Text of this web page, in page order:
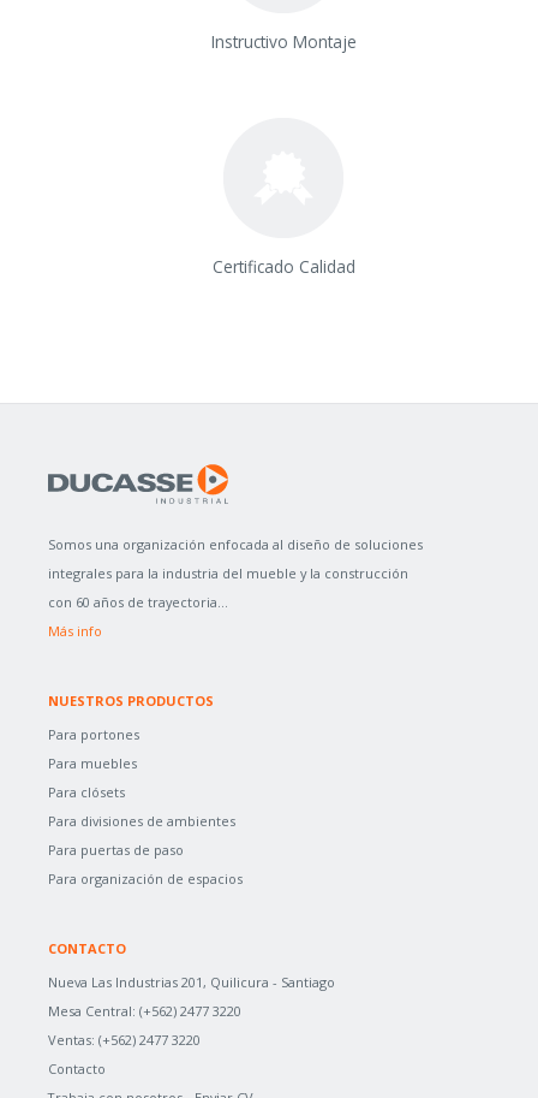
Instructivo Montaje
Certificado Calidad
Somos una organización enfocada al diseño de soluciones
integrales para la industria del mueble y la construcción
con 60 años de trayectoria...
Más info
NUESTROS PRODUCTOS
Para portones
Para muebles
Para clósets
Para divisiones de ambientes
Para puertas de paso
Para organización de espacios
CONTACTO
Nueva Las Industrias 201, Quilicura - Santiago
Mesa Central: (+562) 2477 3220
Ventas: (+562) 2477 3220
Contacto